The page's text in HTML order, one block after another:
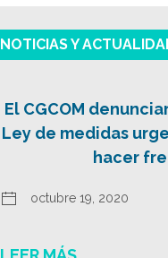
NOTICIAS Y
El CGCOM
Ley de medidas
hacer
octubre 19, 2020